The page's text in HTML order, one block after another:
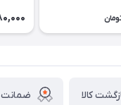
کالا ضمانت